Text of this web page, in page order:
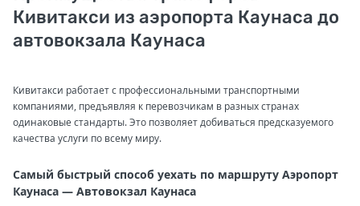
Кивитакси из аэропорта Каунаса до
автовокзала Каунаса
Кивитакси работает с профессиональными транспортными
компаниями, предъявляя к перевозчикам в разных странах
одинаковые стандарты. Это позволяет добиваться предсказуемого
качества услуги по всему миру.
Самый быстрый способ уехать по маршруту Аэропорт
Каунаса — Автовокзал Каунаса